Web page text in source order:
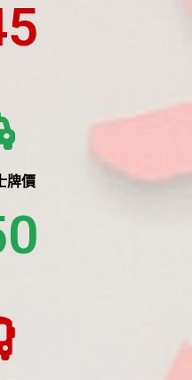
牌價